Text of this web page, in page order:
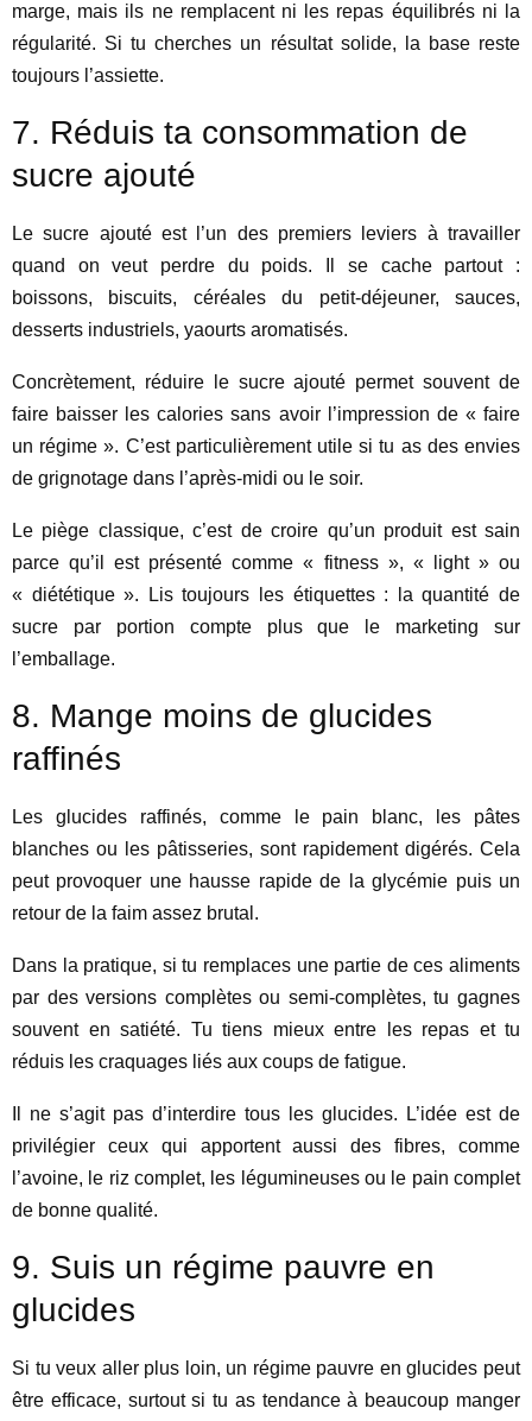
marge, mais ils ne remplacent ni les repas équilibrés ni la
régularité. Si tu cherches un résultat solide, la base reste
toujours l’assiette.
7. Réduis ta consommation de
sucre ajouté
Le sucre ajouté est l’un des premiers leviers à travailler
quand on veut perdre du poids. Il se cache partout :
boissons, biscuits, céréales du petit-déjeuner, sauces,
desserts industriels, yaourts aromatisés.
Concrètement, réduire le sucre ajouté permet souvent de
faire baisser les calories sans avoir l’impression de « faire
un régime ». C’est particulièrement utile si tu as des envies
de grignotage dans l’après-midi ou le soir.
Le piège classique, c’est de croire qu’un produit est sain
parce qu’il est présenté comme « fitness », « light » ou
« diététique ». Lis toujours les étiquettes : la quantité de
sucre par portion compte plus que le marketing sur
l’emballage.
8. Mange moins de glucides
raffinés
Les glucides raffinés, comme le pain blanc, les pâtes
blanches ou les pâtisseries, sont rapidement digérés. Cela
peut provoquer une hausse rapide de la glycémie puis un
retour de la faim assez brutal.
Dans la pratique, si tu remplaces une partie de ces aliments
par des versions complètes ou semi-complètes, tu gagnes
souvent en satiété. Tu tiens mieux entre les repas et tu
réduis les craquages liés aux coups de fatigue.
Il ne s’agit pas d’interdire tous les glucides. L’idée est de
privilégier ceux qui apportent aussi des fibres, comme
l’avoine, le riz complet, les légumineuses ou le pain complet
de bonne qualité.
9. Suis un régime pauvre en
glucides
Si tu veux aller plus loin, un régime pauvre en glucides peut
être efficace, surtout si tu as tendance à beaucoup manger